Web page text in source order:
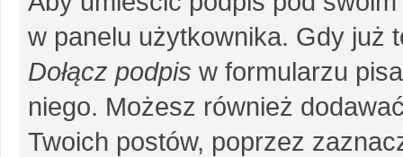
w panelu użytkownika. Gdy już
Dołącz podpis w formularzu
niego. Możesz również
Twoich postów, poprzez